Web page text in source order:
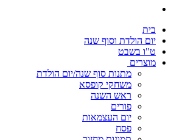
בית
יום הולדת וסוף שנה
ט"ו בשבט
מוצרים
מתנות סוף שנה/יום הולדת
משחקי קופסא
ראש השנה
פורים
יום העצמאות
פסח